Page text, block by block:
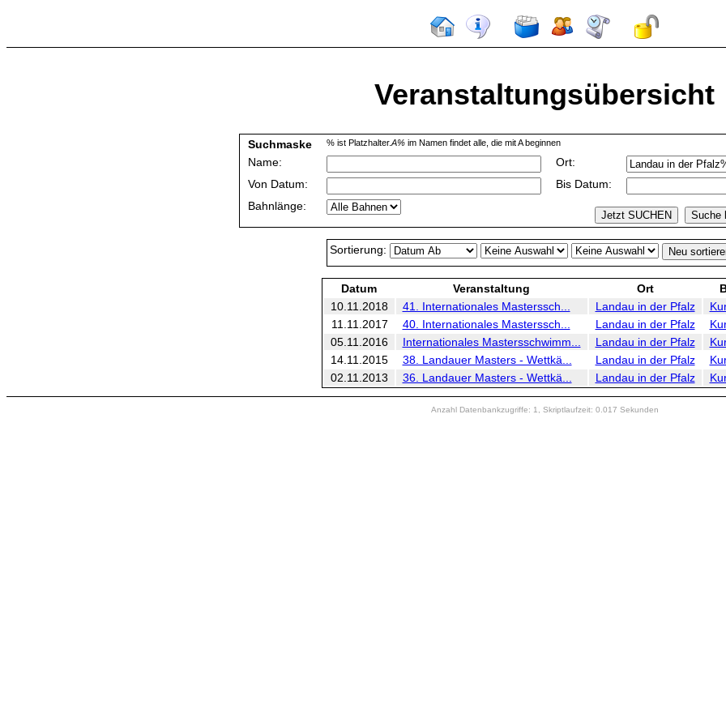
Veranstaltungsübersicht
Suchmaske % ist Platzhalter.A% im Namen findet alle, die mit A beginnen
Name:
Ort:
Von Datum:
Bis Datum:
Bahnlänge:
Sortierung:
Datum Veranstaltung Ort
10.11.2018
41. Internationales Masterssch... Landau in der Pfalz
11.11.2017
40. Internationales Masterssch... Landau in der Pfalz
05.11.2016
Internationales Mastersschwimm... Landau in der Pfalz
14.11.2015
38. Landauer Masters - Wettkä... Landau in der Pfalz
02.11.2013
36. Landauer Masters - Wettkä... Landau in der Pfalz
Anzahl Datenbankzugriffe: 1, Skriptlaufzeit: 0.017 Sekunden